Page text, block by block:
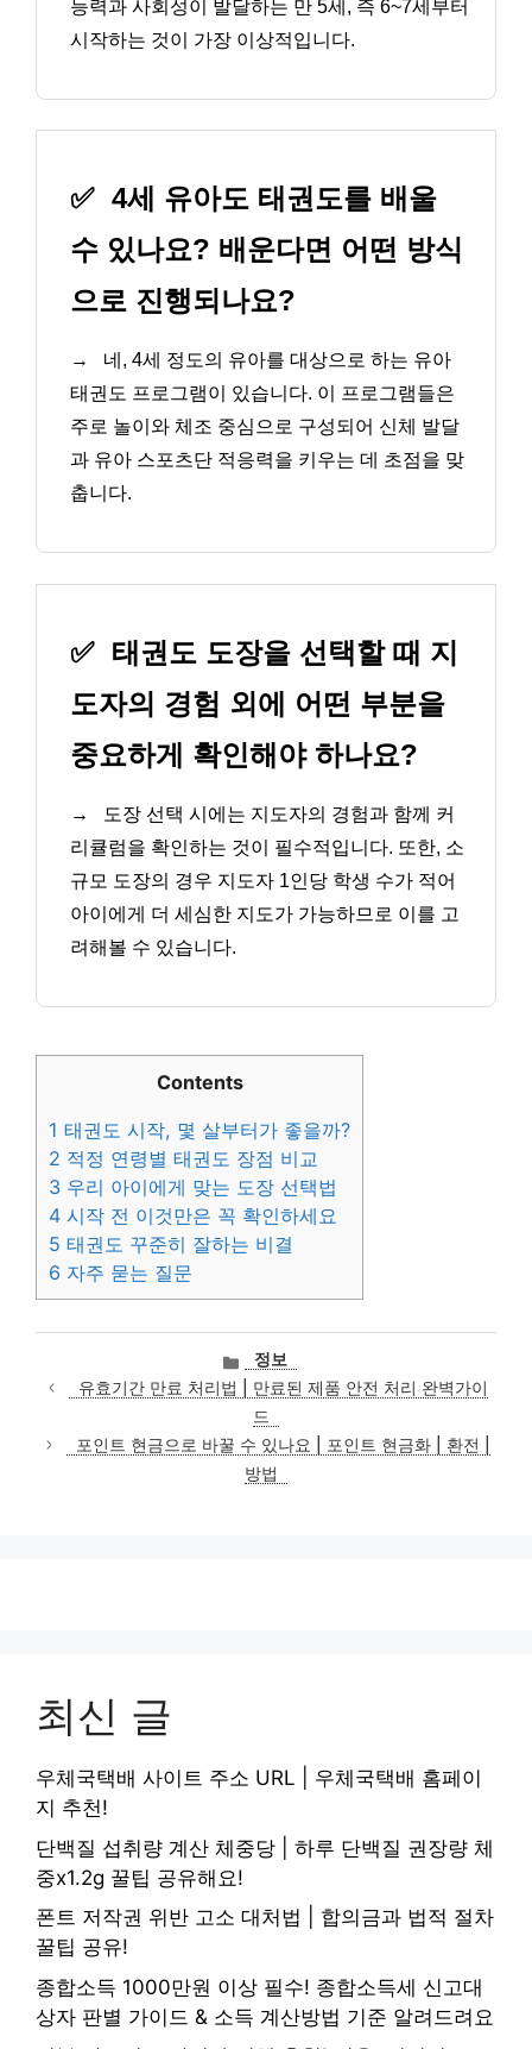
능력과 사회성이 발달하는 만 5세, 즉 6~7세부터
시작하는 것이 가장 이상적입니다.
✅ 4세 유아도 태권도를 배울
수 있나요? 배운다면 어떤 방식
으로 진행되나요?
→
네, 4세 정도의 유아를 대상으로 하는 유아
태권도 프로그램이 있습니다. 이 프로그램들은
주로 놀이와 체조 중심으로 구성되어 신체 발달
과 유아 스포츠단 적응력을 키우는 데 초점을 맞
춥니다.
✅ 태권도 도장을 선택할 때 지
도자의 경험 외에 어떤 부분을
중요하게 확인해야 하나요?
→
도장 선택 시에는 지도자의 경험과 함께 커
리큘럼을 확인하는 것이 필수적입니다. 또한, 소
규모 도장의 경우 지도자 1인당 학생 수가 적어
아이에게 더 세심한 지도가 가능하므로 이를 고
려해볼 수 있습니다.
Contents
1 태권도 시작, 몇 살부터가 좋을까?
2 적정 연령별 태권도 장점 비교
3 우리 아이에게 맞는 도장 선택법
4 시작 전 이것만은 꼭 확인하세요
5 태권도 꾸준히 잘하는 비결
6 자주 묻는 질문
카
테
고
리
정보
유효기간 만료 처리법 | 만료된 제품 안전 처리 완벽가이
드
포인트 현금으로 바꿀 수 있나요 | 포인트 현금화 | 환전 |
방법
최신 글
우체국택배 사이트 주소 URL | 우체국택배 홈페이
지 추천!
단백질 섭취량 계산 체중당 | 하루 단백질 권장량 체
중x1.2g 꿀팁 공유해요!
폰트 저작권 위반 고소 대처법 | 합의금과 법적 절차
꿀팁 공유!
종합소득 1000만원 이상 필수! 종합소득세 신고대
상자 판별 가이드 & 소득 계산방법 기준 알려드려요